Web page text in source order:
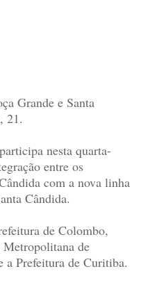
Grande e Santa
21.
nesta quarta-
entre os
com a nova linha
Cândida.
de Colombo,
Metropolitana de
a Prefeitura de Curitiba.